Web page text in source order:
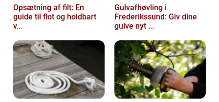
Opsætning af filt: En
guide til flot og holdbart
v...
Gulvafhøvling i
Frederikssund: Giv dine
gulve nyt ...